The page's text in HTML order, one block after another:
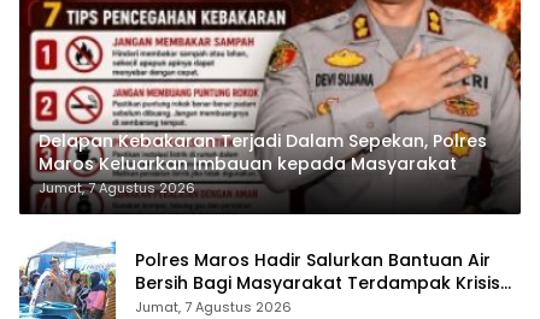
Delapan Kebakaran Terjadi Dalam Sepekan, Polres
Maros Keluarkan Imbauan kepada Masyarakat
Jumat, 7 Agustus 2026
Polres Maros Hadir Salurkan Bantuan Air
Bersih Bagi Masyarakat Terdampak Krisis
Air Bersih Di Maros
Jumat, 7 Agustus 2026